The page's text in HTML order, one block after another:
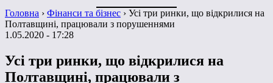
Головна › Фінанси та бізнес › Усі три ринки, що відкрилися на
Полтавщині, працювали з порушеннями
1.05.2020 - 17:28
Усі три ринки, що відкрилися на
Полтавщині, працювали з